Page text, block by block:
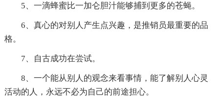
5、一滴蜂蜜比一加仑胆汁能够捕到更多的苍蝇。
6、真心的对别人产生点兴趣，是推销员最重要的品
格。
7、自古成功在尝试。
8、一个能从别人的观念来看事情，能了解别人心灵
活动的人，永远不必为自己的前途担心。